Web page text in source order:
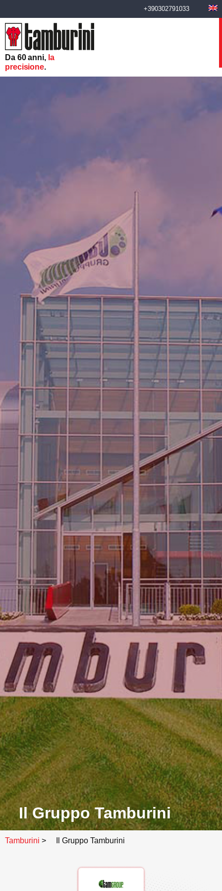
+390302791033
Da 60 anni, la
precisione.
Il Gruppo Tamburini
Tamburini > Il Gruppo Tamburini